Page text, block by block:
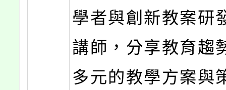
學者與創新教案研
講師，分享教育趨
多元的教學方案與